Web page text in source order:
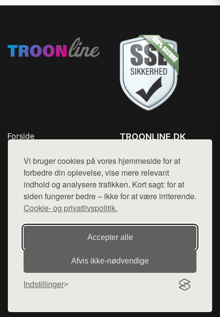
Vi bruger cookies på vores hjemmeside for at
forbedre din oplevelse, vise mere relevant
indhold og analysere trafikken. Kort sagt: for at
siden fungerer bedre – ikke for at være irriterende.
Cookie- og privatlivspolitik.
Accepter alle
Afvis ikke‑nødvendige
Indstillinger
Forside
Top Rabatter
Blog
Kontakt
TROONLINE.DK
Mail: hej@want.dk
Cookie- og privatlivspolitik
Denne side er en del af want.dk, der udgiver en række
hjemmesider med præsentation af forskellige produkter fra
diverse webshops. Der sælges ikke varer fra denne side - vi
henviser til de shops, som sælger varen. Vi har heller ikke
varerne på lager.